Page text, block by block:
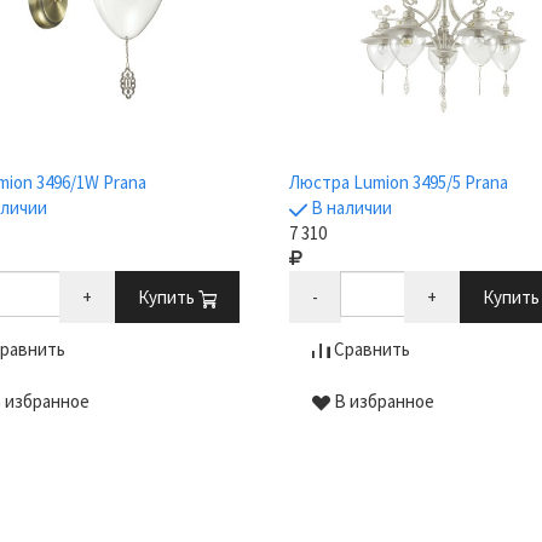
3496/1W Prana
+ Купить
избранное
Люстра Lumion 3495/5 Prana
В наличии
7 310
- + Купить
Сравнить
В избранное